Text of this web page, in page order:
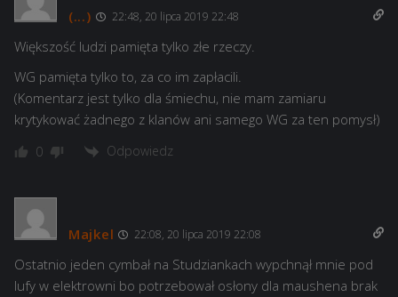
(...) 22:48, 20 lipca 2019 22:48
Większość ludzi pamięta tylko złe rzeczy.
WG pamięta tylko to, za co im zapłacili.
(Komentarz jest tylko dla śmiechu, nie mam zamiaru
krytykować żadnego z klanów ani samego WG za ten pomysł)
0 Odpowiedz
Majkel 22:08, 20 lipca 2019 22:08
Ostatnio jeden cymbał na Studziankach wypchnął mnie pod
lufy w elektrowni bo potrzebował osłony dla maushena brak